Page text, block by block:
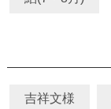
吉祥文様